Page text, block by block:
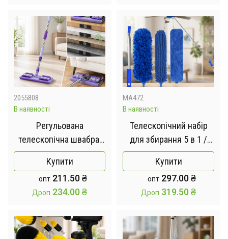
розпилювачем 80 Вт
2055808
В наявності
Регульована
телескопічна швабра,
що обертається, з
мікрофібри 360
Купити
опт 211.50₴
Дроп 234.00₴
MA472
В наявності
Телескопічний набір
для збирання 5 в 1 /
Гнучка мікрофіброва
щітка для прибирання
пилу (для високих
стель, ганчірка для
вентилятора, набір
телескопічних
Купити
опт 297.00₴
Дроп 319.50₴